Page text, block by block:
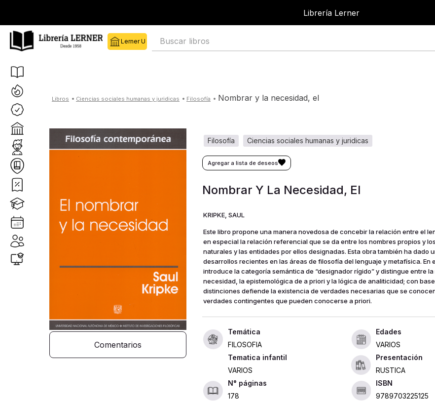
Librería Lerner
Buscar libros
ciencias sociales humanas y juridicas filosofía nombrar y la necesidad, el
Comentarios
ciencias sociales humanas y juridicas
filosofía
Nombrar Y La Necesidad, El
KRIPKE, SAUL
Este libro propone una manera novedosa de concebir la relación entre el
en especial la relación referencial que se da entre los nombres propios y
naturales y las entidades por ellos designadas. Esta obra también ha dado
desarrollos recientes en las áreas de filosofía del lenguaje y metafísica. En
introduce la categoría semántica de “designador rígido” y distingue entre
necesidad, la epistemológica de a priori y la lógica de analiticidad; con
distinciones defiende la existencia de verdades necesarias que se
verdades contingentes que pueden conocerse a priori.
FILOSOFIA
Edades
VARIOS
Tematica infantil
VARIOS
Presentación
RUSTICA
178
ISBN
9789703225125